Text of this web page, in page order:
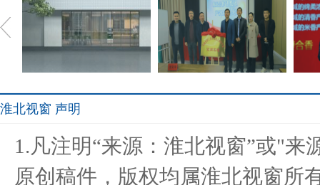
window:
谱新篇
淮北视窗 声明
1.凡注明“来源：淮北视窗”或"
原创稿件，版权均属淮北视窗所